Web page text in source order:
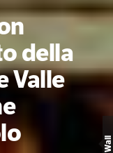
della
Valle
Wall